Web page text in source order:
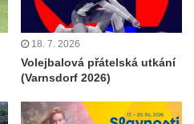
18. 7. 2026
Volejbalová přátelská utkání
(Varnsdorf 2026)